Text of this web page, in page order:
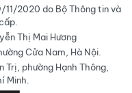
2020 do Bộ Thông tin và
Thị Mai Hương
Cửa Nam, Hà Nội.
phường Hạnh Thông,
Minh.